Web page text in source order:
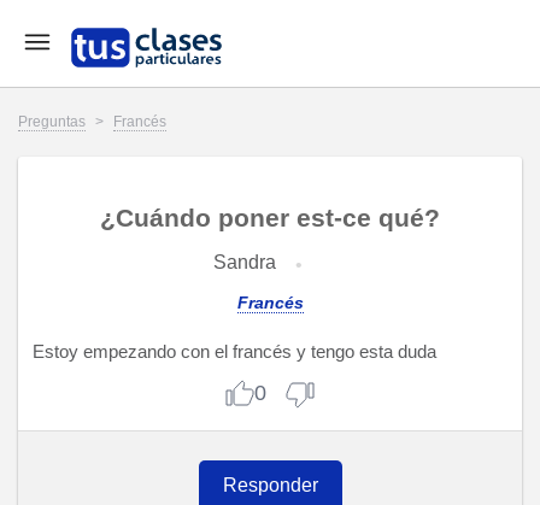
Preguntas > Francés
¿Cuándo poner est-ce qué?
Sandra
Francés
Estoy empezando con el francés y tengo esta duda
0
Responder